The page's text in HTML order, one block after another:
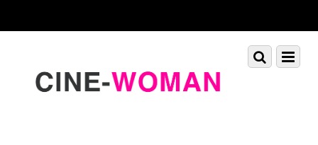
down
Menu
Scroll
down